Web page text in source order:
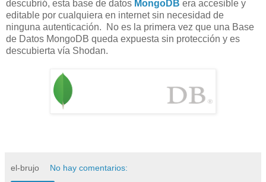
descubrió, esta base de datos MongoDB era accesible y
editable por cualquiera en internet sin necesidad de
ninguna autenticación. No es la primera vez que una Base
de Datos MongoDB queda expuesta sin protección y es
descubierta vía Shodan.
el-brujo No hay comentarios: